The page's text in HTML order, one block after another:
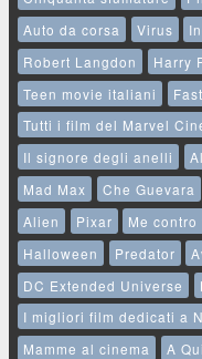
Auto da corsa
Virus
Robert Langdon
Harry
Teen movie italiani
Tutti i film del Marvel
Il signore degli anelli
Mad Max
Che Guevara
Alien
Pixar Me contro
Halloween
Predator
DC Extended Universe
I migliori film dedicati a
Mamme al cinema
A